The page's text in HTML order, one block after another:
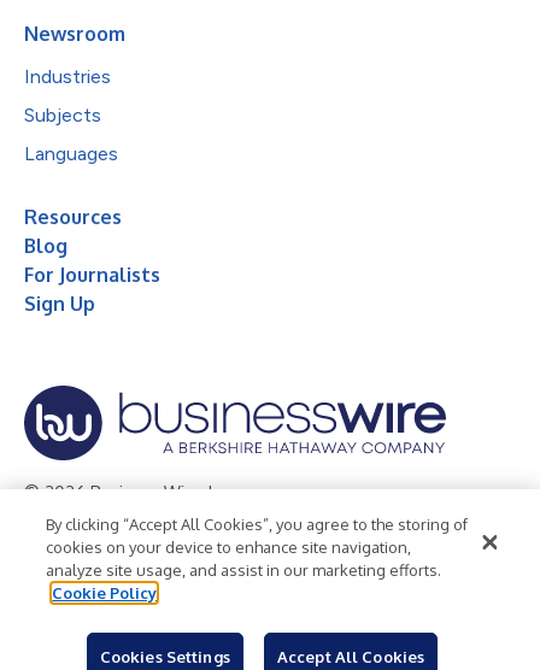
Newsroom
Industries
Subjects
Languages
Resources
Blog
For Journalists
Sign Up
© 2026 Business Wire, Inc.
Privacy Policy Cookie Policy
Accessibility Statement
Terms of Use
Legal
By clicking “Accept All Cookies”, you agree to the storing of
cookies on your device to enhance site navigation,
analyze site usage, and assist in our marketing efforts.
Cookie Policy
Cookies Settings Accept All Cookies